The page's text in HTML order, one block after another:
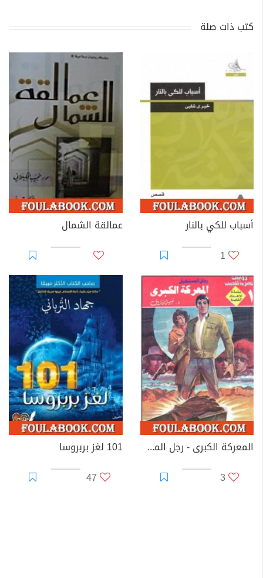
كتب ذات صلة
أسباب للكي بالنار
1
عمالقة الشمال
المعركة الكبرى - رجل المستحيل
3
101 لغز بربروسا
47